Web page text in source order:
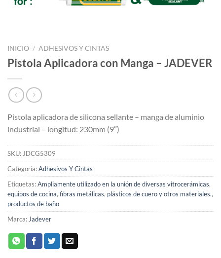
INICIO / ADHESIVOS Y CINTAS
Pistola Aplicadora con Manga – JADEVER
Pistola aplicadora de silicona sellante – manga de aluminio
industrial – longitud: 230mm (9″)
SKU:JDCG5309
Categoría:Adhesivos Y Cintas
Etiquetas:Ampliamente utilizado en la unión de diversas vitrocerámicas,
equipos de cocina, fibras metálicas, plásticos de cuero y otros materiales.,
productos de baño
Marca:Jadever